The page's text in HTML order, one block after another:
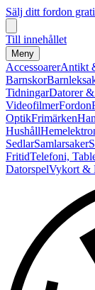
Sälj ditt fordon
Till innehållet
Meny
AccessoarerAntikt
Barnskor
TidningarDatorer
VideofilmerFordon
OptikFrimärken
Hushåll
SedlarSamlarsaker
FritidTelefoni,
DatorspelVykort &